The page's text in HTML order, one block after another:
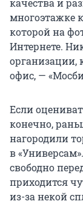
качества и
многоэтажке
которой на
Интернете.
организации,
офис, —
Если
конечно,
нагородили
в
свободно
приходится
из-за некой